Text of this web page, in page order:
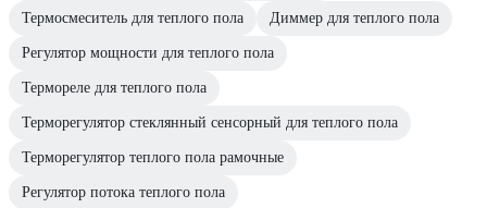
Термосмеситель для теплого пола Диммер для теплого пола
Регулятор мощности для теплого пола
Термореле для теплого пола
Терморегулятор стеклянный сенсорный для теплого пола
Терморегулятор теплого пола рамочные
Регулятор потока теплого пола